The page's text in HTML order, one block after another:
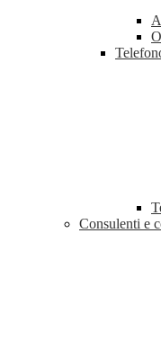
Consulenti e